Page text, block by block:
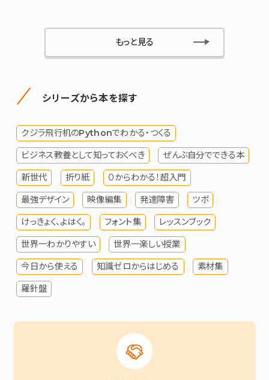
もっと見る
シリーズから本を探す
クジラ飛行机のPythonでわかる・つくる
ビジネス教養として知っておくべき ぜんぶ自分でできる本
新世代 折り紙 ０からわかる！超入門
最強デザイン 映像編集 発達障害 ツボ
けっきょく、よはく。 フォント集 レッスンブック
世界一わかりやすい 世界一楽しい授業
今日から使える 知識ゼロからはじめる 素材集
羅針盤